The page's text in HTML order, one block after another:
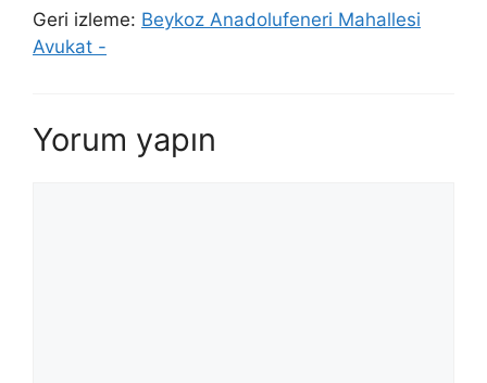
Geri izleme: Beykoz Anadolufeneri Mahallesi
Avukat -
Yorum yapın